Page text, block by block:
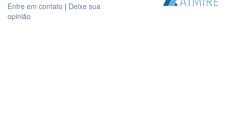
Entre em contato | Deixe sua
opinião